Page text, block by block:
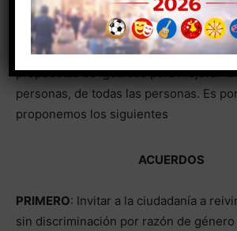
a la ciudadanía de las políticas
hacer un mayor esfuerzo para
real entre mujeres y hombres,
propuestas de igualdad para mejorar la
personas, de todas las personas. Es
proponemos los siguientes
ACUERDOS
PRIMERO: Invitar a la ciudadanía a
sin discriminación por razón de